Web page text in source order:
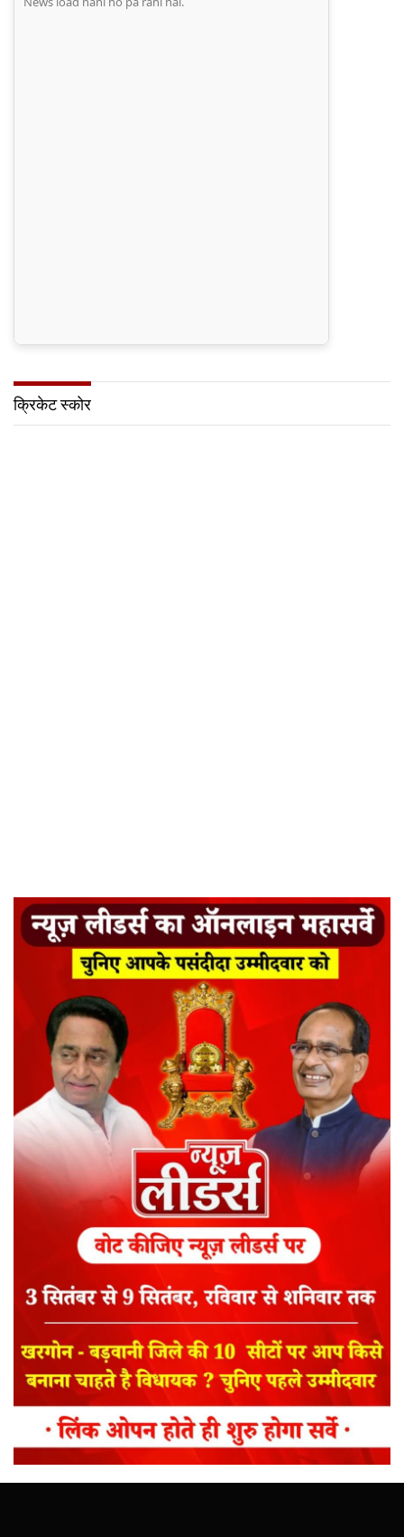
क्रिकेट स्कोर